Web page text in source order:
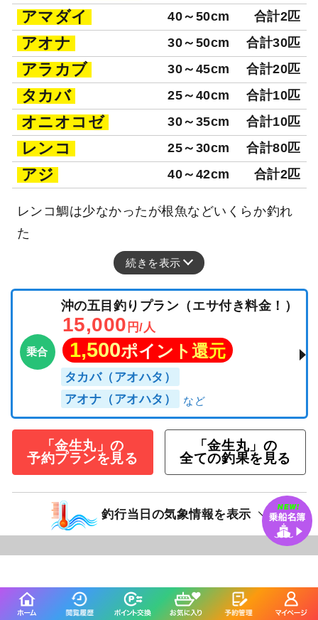
アマダイ 40～50cm 合計2匹
アオナ 30～50cm 合計30匹
アラカブ 30～45cm 合計20匹
タカバ 25～40cm 合計10匹
オニオコゼ 30～35cm 合計10匹
レンコ 25～30cm 合計80匹
アジ 40～42cm 合計2匹
レンコ鯛は少なかったが根魚などいくらか釣れ
た
続きを表示
乗合
沖の五目釣りプラン（エサ付き料金！）
15,000 円/人
1,500ポイント還元
タカバ（アオハタ）
アオナ（アオハタ）
「金生丸」の
予約プランを見る
「金生丸」の
全ての釣果を見る
釣行当日の気象情報を表示
遊漁船MASA 94日前